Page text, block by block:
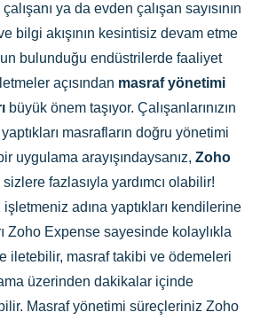
ya da evden çalışan sayısının
bilgi akışının kesintisiz devam etme
bulunduğu endüstrilerde faaliyet
açısından masraf yönetimi
büyük önem taşıyor. Çalışanlarınızın
yaptıkları masrafların doğru yönetimi
uygulama arayışındaysanız, Zoho
sizlere fazlasıyla yardımcı olabilir!
işletmeniz adına yaptıkları kendilerine
Zoho Expense sayesinde kolaylıkla
iletebilir, masraf takibi ve ödemeleri
üzerinden dakikalar içinde
Masraf yönetimi süreçleriniz Zoho